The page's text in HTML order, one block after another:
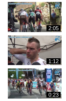
2:05
1:12
0:23